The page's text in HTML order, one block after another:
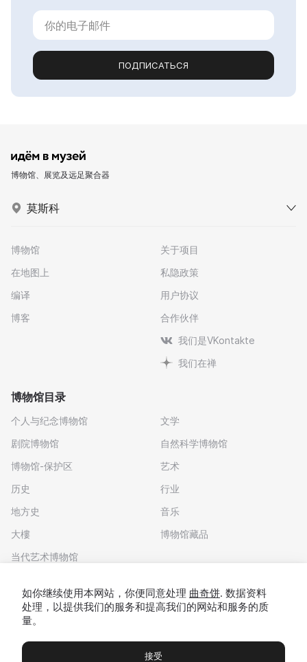
ПОДПИСАТЬСЯ
博物馆、展览及远足聚合器
莫斯科
博物馆
在地图上
编译
博客
关于项目
私隐政策
用户协议
合作伙伴
我们是VKontakte
我们在禅
博物馆目录
个人与纪念博物馆
剧院博物馆
博物馆-保护区
历史
地方史
大樓
当代艺术博物馆
文学
自然科学博物馆
艺术
行业
音乐
博物馆藏品
如你继续使用本网站，你便同意处理 曲奇饼. 数据资料
处理，以提供我们的服务和提高我们的网站和服务的质
量。
接受